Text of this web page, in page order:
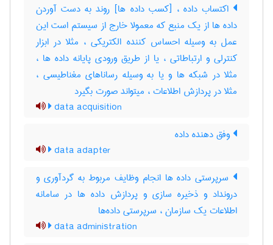
اکتساب داده ، [کسب داده ها] روند به دست آوردن
داده ها از یک منبع که معمولا خارج از سیستم است این
عمل به وسیله احساس کننده الکتریکی ، مثلا در ابزار
کنترلی و ارتباطاتی ، یا از طریق ورودی پایانه داده ها ،
مثلا در شبکه ها و یا به وسیله رساناهای مغناطیسی ،
مثلا در پردازش اطلاعات ، میتواند صورت بگیرد
data acquisition
وفق دهنده داده
data adapter
سرپرستی داده ها انجام وظایف مربوط به گردآوری و
درونداد و ذخیره سازی و پردازش داده ها در سامانه
اطلاعات یک سازمان ، سرپرستی داده‌ها
data administration